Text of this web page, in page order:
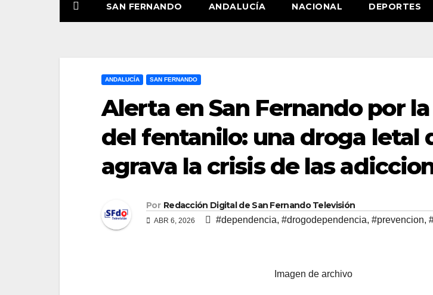
SAN FERNANDO ANDALUCÍA NACIONAL DEPORTES
ANDALUCÍA SAN FERNANDO
Alerta en San Fernando por
del fentanilo: una droga letal
agrava la crisis de las
Por Redacción Digital de San Fernando Televisión
ABR 6, 2026 #dependencia, #drogodependencia, #prevencion,
Imagen de archivo